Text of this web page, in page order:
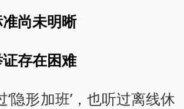
尚未明晰
存在困难
形加班’，也听过离线休